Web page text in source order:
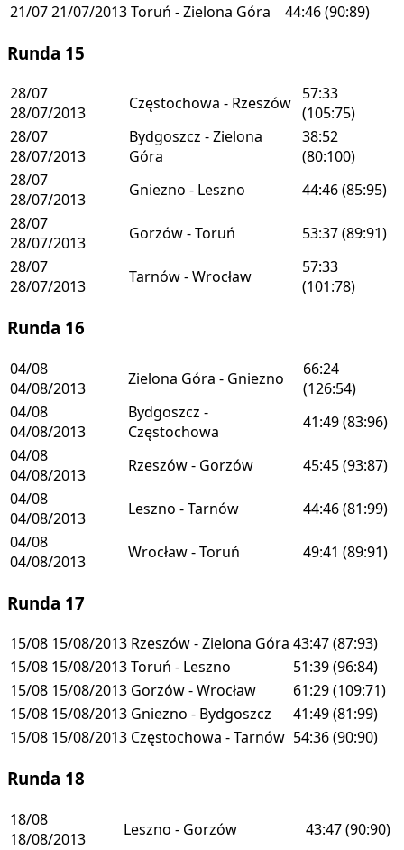
21/0721/07/2013Toruń - Zielona Góra 44:46(90:89)
Runda 15
28/07
28/07/2013
Częstochowa - Rzeszów 57:33
(105:75)
28/07
28/07/2013
Bydgoszcz - Zielona
Góra
38:52
(80:100)
28/07
28/07/2013
Gniezno - Leszno 44:46(85:95)
28/07
28/07/2013
Gorzów - Toruń 53:37(89:91)
28/07
28/07/2013
Tarnów - Wrocław
57:33
(101:78)
Runda 16
04/08
04/08/2013
Zielona Góra - Gniezno
66:24
(126:54)
04/08
04/08/2013
Bydgoszcz -
Częstochowa
41:49(83:96)
04/08
04/08/2013
Rzeszów - Gorzów 45:45(93:87)
04/08
04/08/2013
Leszno - Tarnów 44:46(81:99)
04/08
04/08/2013
Wrocław - Toruń 49:41 (89:91)
Runda 17
15/08 15/08/2013 Rzeszów - Zielona Góra 43:47(87:93)
15/08 15/08/2013Toruń - Leszno 51:39(96:84)
15/08 15/08/2013 Gorzów - Wrocław 61:29(109:71)
15/08 15/08/2013 Gniezno - Bydgoszcz 41:49(81:99)
15/08 15/08/2013 Częstochowa - Tarnów 54:36(90:90)
Runda 18
18/08
18/08/2013
Leszno - Gorzów 43:47(90:90)